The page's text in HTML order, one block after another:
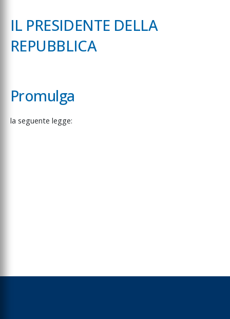
IL PRESIDENTE DELLA
REPUBBLICA
Promulga
la seguente legge: